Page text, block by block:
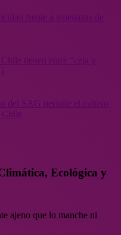
del SAG permite el cultivo
Ecológica y
ajeno que lo manche ni